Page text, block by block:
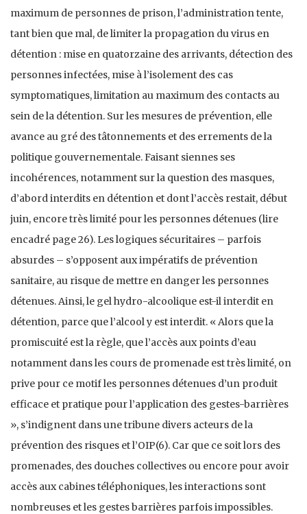
maximum de personnes de prison, l’administration tente,
tant bien que mal, de limiter la propagation du virus en
détention : mise en quatorzaine des arrivants, détection des
personnes infectées, mise à l’isolement des cas
symptomatiques, limitation au maximum des contacts au
sein de la détention. Sur les mesures de prévention, elle
avance au gré des tâtonnements et des errements de la
politique gouvernementale. Faisant siennes ses
incohérences, notamment sur la question des masques,
d’abord interdits en détention et dont l’accès restait, début
juin, encore très limité pour les personnes détenues (lire
encadré page 26). Les logiques sécuritaires – parfois
absurdes – s’opposent aux impératifs de prévention
sanitaire, au risque de mettre en danger les personnes
détenues. Ainsi, le gel hydro-alcoolique est-il interdit en
détention, parce que l’alcool y est interdit. « Alors que la
promiscuité est la règle, que l’accès aux points d’eau
notamment dans les cours de promenade est très limité, on
prive pour ce motif les personnes détenues d’un produit
efficace et pratique pour l’application des gestes-barrières
», s’indignent dans une tribune divers acteurs de la
prévention des risques et l’OIP(6). Car que ce soit lors des
promenades, des douches collectives ou encore pour avoir
accès aux cabines téléphoniques, les interactions sont
nombreuses et les gestes barrières parfois impossibles.